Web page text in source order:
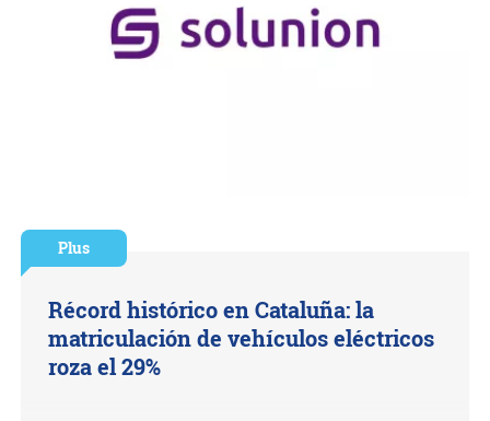
Plus
Récord histórico en Cataluña: la
matriculación de vehículos eléctricos
roza el 29%